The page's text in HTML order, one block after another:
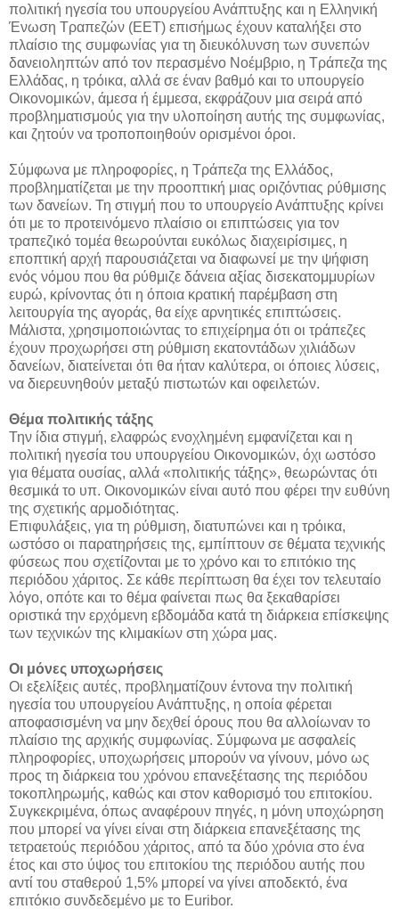
πολιτική ηγεσία του υπουργείου Ανάπτυξης και η Ελληνική
Ένωση Τραπεζών (ΕΕΤ) επισήμως έχουν καταλήξει στο
πλαίσιο της συμφωνίας για τη διευκόλυνση των συνεπών
δανειοληπτών από τον περασμένο Νοέμβριο, η Τράπεζα της
Ελλάδας, η τρόικα, αλλά σε έναν βαθμό και το υπουργείο
Οικονομικών, άμεσα ή έμμεσα, εκφράζουν μια σειρά από
προβληματισμούς για την υλοποίηση αυτής της συμφωνίας,
και ζητούν να τροποποιηθούν ορισμένοι όροι.
Σύμφωνα με πληροφορίες, η Τράπεζα της Ελλάδος,
προβληματίζεται με την προοπτική μιας οριζόντιας ρύθμισης
των δανείων. Τη στιγμή που το υπουργείο Ανάπτυξης κρίνει
ότι με το προτεινόμενο πλαίσιο οι επιπτώσεις για τον
τραπεζικό τομέα θεωρούνται ευκόλως διαχειρίσιμες, η
εποπτική αρχή παρουσιάζεται να διαφωνεί με την ψήφιση
ενός νόμου που θα ρύθμιζε δάνεια αξίας δισεκατομμυρίων
ευρώ, κρίνοντας ότι η όποια κρατική παρέμβαση στη
λειτουργία της αγοράς, θα είχε αρνητικές επιπτώσεις.
Μάλιστα, χρησιμοποιώντας το επιχείρημα ότι οι τράπεζες
έχουν προχωρήσει στη ρύθμιση εκατοντάδων χιλιάδων
δανείων, διατείνεται ότι θα ήταν καλύτερα, οι όποιες λύσεις,
να διερευνηθούν μεταξύ πιστωτών και οφειλετών.
Θέμα πολιτικής τάξης
Την ίδια στιγμή, ελαφρώς ενοχλημένη εμφανίζεται και η
πολιτική ηγεσία του υπουργείου Οικονομικών, όχι ωστόσο
για θέματα ουσίας, αλλά «πολιτικής τάξης», θεωρώντας ότι
θεσμικά το υπ. Οικονομικών είναι αυτό που φέρει την ευθύνη
της σχετικής αρμοδιότητας.
Επιφυλάξεις, για τη ρύθμιση, διατυπώνει και η τρόικα,
ωστόσο οι παρατηρήσεις της, εμπίπτουν σε θέματα τεχνικής
φύσεως που σχετίζονται με το χρόνο και το επιτόκιο της
περιόδου χάριτος. Σε κάθε περίπτωση θα έχει τον τελευταίο
λόγο, οπότε και το θέμα φαίνεται πως θα ξεκαθαρίσει
οριστικά την ερχόμενη εβδομάδα κατά τη διάρκεια επίσκεψης
των τεχνικών της κλιμακίων στη χώρα μας.
Οι μόνες υποχωρήσεις
Οι εξελίξεις αυτές, προβληματίζουν έντονα την πολιτική
ηγεσία του υπουργείου Ανάπτυξης, η οποία φέρεται
αποφασισμένη να μην δεχθεί όρους που θα αλλοίωναν το
πλαίσιο της αρχικής συμφωνίας. Σύμφωνα με ασφαλείς
πληροφορίες, υποχωρήσεις μπορούν να γίνουν, μόνο ως
προς τη διάρκεια του χρόνου επανεξέτασης της περιόδου
τοκοπληρωμής, καθώς και στον καθορισμό του επιτοκίου.
Συγκεκριμένα, όπως αναφέρουν πηγές, η μόνη υποχώρηση
που μπορεί να γίνει είναι στη διάρκεια επανεξέτασης της
τετραετούς περιόδου χάριτος, από τα δύο χρόνια στο ένα
έτος και στο ύψος του επιτοκίου της περιόδου αυτής που
αντί του σταθερού 1,5% μπορεί να γίνει αποδεκτό, ένα
επιτόκιο συνδεδεμένο με το Euribor.